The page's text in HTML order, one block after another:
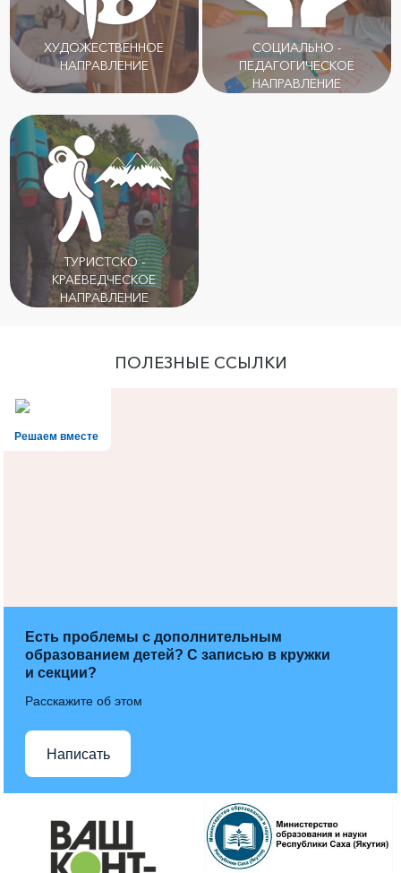
ХУДОЖЕСТВЕННОЕ
НАПРАВЛЕНИЕ
СОЦИАЛЬНО -
ПЕДАГОГИЧЕСКОЕ
НАПРАВЛЕНИЕ
ТУРИСТСКО -
КРАЕВЕДЧЕСКОЕ
НАПРАВЛЕНИЕ
ПОЛЕЗНЫЕ ССЫЛКИ
Решаем вместе
Есть проблемы с дополнительным
образованием детей? С записью в кружки
и секции?
Расскажите об этом
Написать